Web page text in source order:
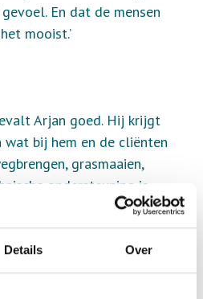
Details Over
En dat de mensen
mooist.’
Arjan goed. Hij krijgt
bij hem en de cliënten
grasmaaien,
ondersteuning is
jaar geleden ben ik
van vogelhuisjes. Daar
bij. Soms word ik bij
met de vraag of we